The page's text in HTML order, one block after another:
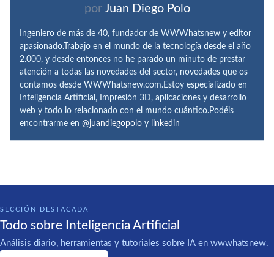
por Juan Diego Polo
Ingeniero de más de 40, fundador de WWWhatsnew y editor
apasionado.Trabajo en el mundo de la tecnología desde el año
2.000, y desde entonces no he parado un minuto de prestar
atención a todas las novedades del sector, novedades que os
contamos desde WWWhatsnew.com.Estoy especializado en
Inteligencia Artificial, Impresión 3D, aplicaciones y desarrollo
web y todo lo relacionado con el mundo cuántico.Podéis
encontrarme en @juandiegopolo y linkedin
SECCIÓN DESTACADA
Todo sobre Inteligencia Artificial
Análisis diario, herramientas y tutoriales sobre IA en wwwhatsnew.